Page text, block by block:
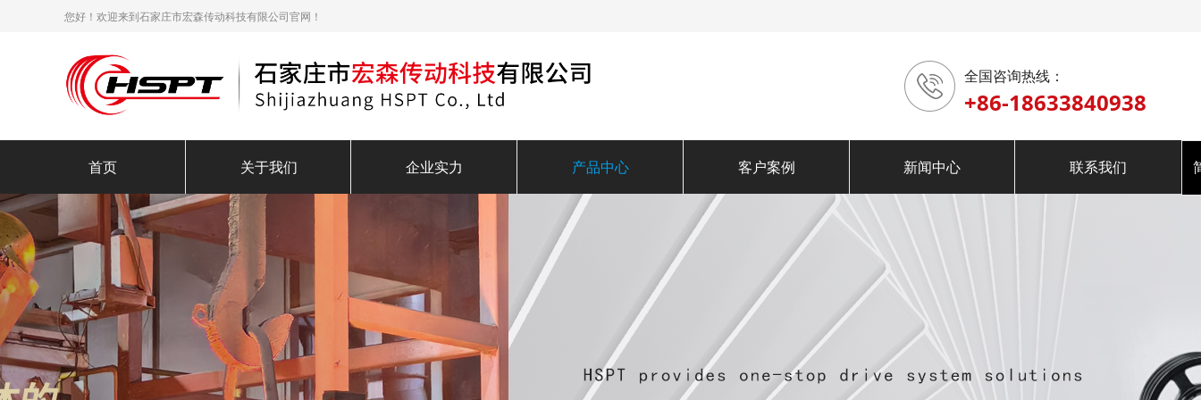
您好！欢迎来到石家庄市宏森传动科技有限公司官网！
全国咨询热线：
+86-18633840938
首页 关于我们 企业实力 产品中心 客户案例 新闻中心 联系我们